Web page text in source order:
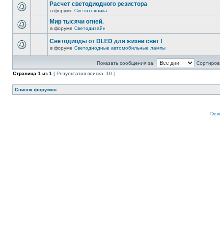
Расчет светодиодного резистора
в форуме Светотехника
Мир тысячи огней.
в форуме Светодизайн
Светодиоды от DLED для жизни свет !
в форуме Светодиодные автомобильные лампы
Показать сообщения за:
Страница 1 из 1 [ Результатов поиска: 10 ]
Список форумов